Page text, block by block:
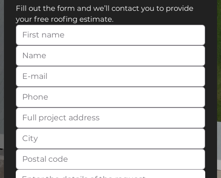
Fill out the form and we’ll contact you to provide
your free roofing estimate.